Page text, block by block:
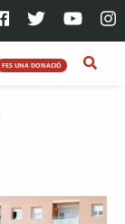
FES UNA DONACIÓ